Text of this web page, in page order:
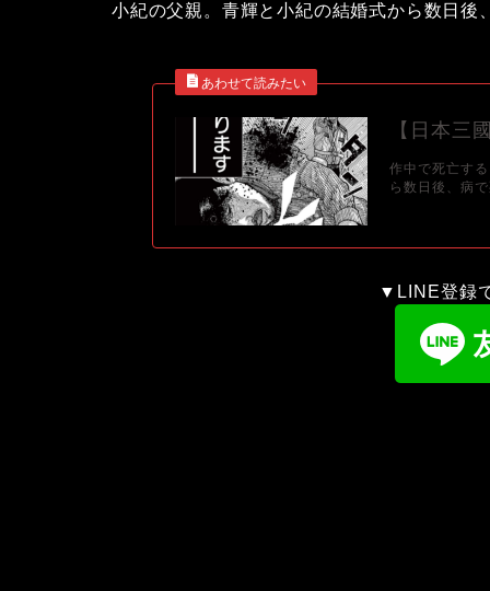
小紀の父親。青輝と小紀の結婚式から数日後
【日本三
作中で死亡す
ら数日後、病
▼LINE登録